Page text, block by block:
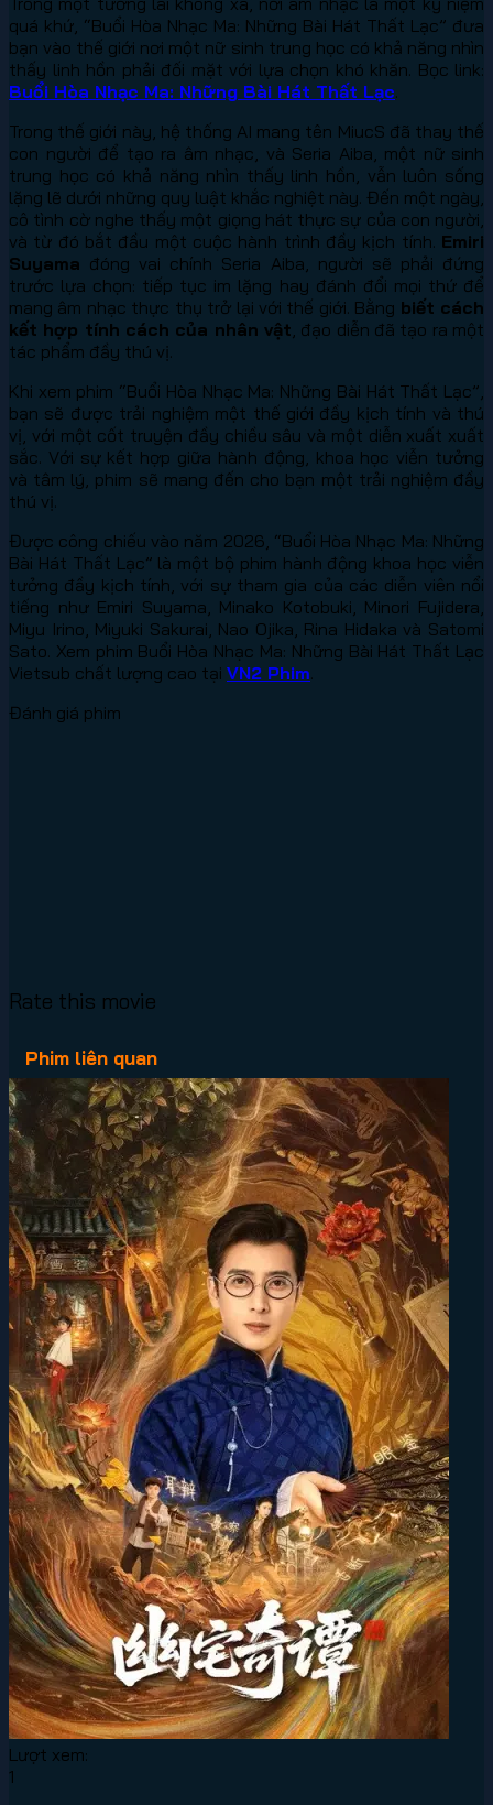
quá khứ, “Buổi Hòa Nhạc Ma: Những Bài Hát Thất Lạc” đưa
bạn vào thế giới nơi một nữ sinh trung học có khả năng nhìn
thấy linh hồn phải đối mặt với lựa chọn khó khăn. Bọc link:
Buổi Hòa Nhạc Ma: Những Bài Hát Thất Lạc.
Trong thế giới này, hệ thống AI mang tên MiucS đã thay thế
con người để tạo ra âm nhạc, và Seria Aiba, một nữ sinh
trung học có khả năng nhìn thấy linh hồn, vẫn luôn sống
lặng lẽ dưới những quy luật khắc nghiệt này. Đến một ngày,
cô tình cờ nghe thấy một giọng hát thực sự của con người,
và từ đó bắt đầu một cuộc hành trình đầy kịch tính. Emiri
Suyama đóng vai chính Seria Aiba, người sẽ phải đứng
trước lựa chọn: tiếp tục im lặng hay đánh đổi mọi thứ để
mang âm nhạc thực thụ trở lại với thế giới. Bằng biết cách
kết hợp tính cách của nhân vật , đạo diễn đã tạo ra một
tác phẩm đầy thú vị.
Khi xem phim “Buổi Hòa Nhạc Ma: Những Bài Hát Thất Lạc”,
bạn sẽ được trải nghiệm một thế giới đầy kịch tính và thú
vị, với một cốt truyện đầy chiều sâu và một diễn xuất xuất
sắc. Với sự kết hợp giữa hành động, khoa học viễn tưởng
và tâm lý, phim sẽ mang đến cho bạn một trải nghiệm đầy
thú vị.
Được công chiếu vào năm 2026, “Buổi Hòa Nhạc Ma: Những
Bài Hát Thất Lạc” là một bộ phim hành động khoa học viễn
tưởng đầy kịch tính, với sự tham gia của các diễn viên nổi
tiếng như Emiri Suyama, Minako Kotobuki, Minori Fujidera,
Miyu Irino, Miyuki Sakurai, Nao Ojika, Rina Hidaka và Satomi
Sato. Xem phim Buổi Hòa Nhạc Ma: Những Bài Hát Thất Lạc
Vietsub chất lượng cao tại VN2 Phim.
Đánh giá phim
Rate this movie
Phim liên quan
Lượt xem:
1